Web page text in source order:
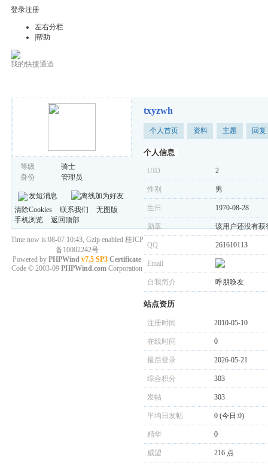
登录注册
左右分栏
|帮助
我的快捷通道
等级
骑士
身份
管理员
发短消息 加为好友
txyzwh
个人首页 资料 主题 回复
个人信息
UID 2
性别 男
生日 1970-08-28
勋章 该用户还没有获
QQ 261610113
Email
自我简介 呼朋唤友
站点资历
注册时间 2010-05-10
在线时间 0
最后登录 2026-05-21
综合积分 303
发帖 303
平均日发帖 0 (今日:0)
精华 0
威望 216 点
清除Cookies 联系我们
无图版
手机浏览
返回顶部
Time now is:08-07 10:43, Gzip enabled 桂ICP
备10002242号
Powered byPHPWind v7.5 SP3 Certificate
Code © 2003-09PHPWind.com Corporation